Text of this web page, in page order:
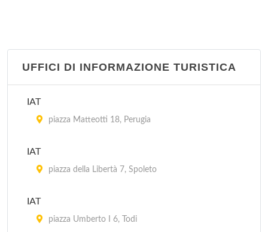
UFFICI DI INFORMAZIONE TURISTICA
IAT
piazza Matteotti 18, Perugia
IAT
piazza della Libertà 7, Spoleto
IAT
piazza Umberto I 6, Todi